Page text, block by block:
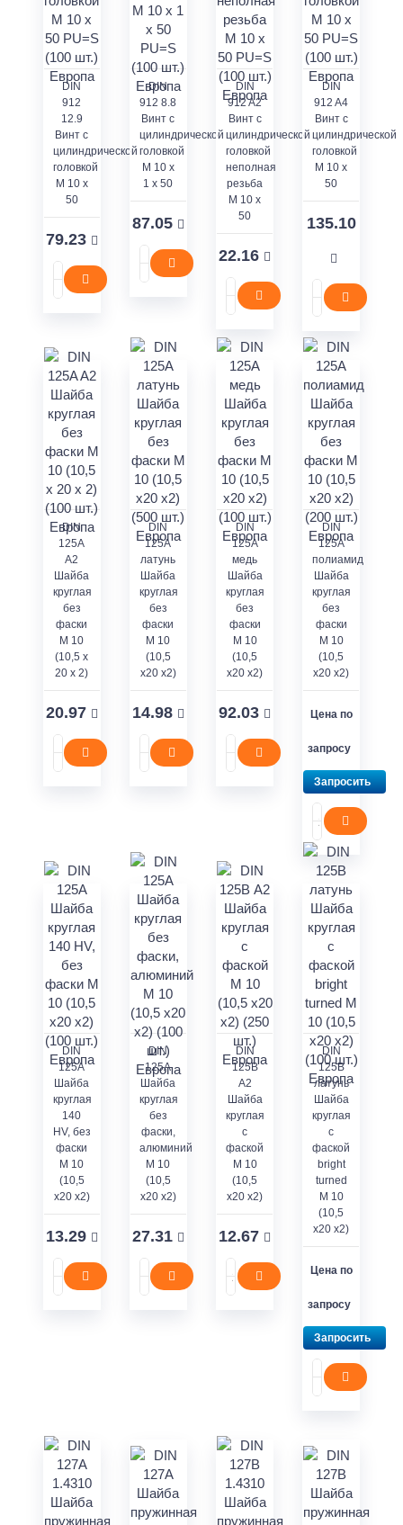
DIN
912
12.9
Винт с
цилиндрической
головкой
M 10 x
50
79.23
DIN
912 8.8
Винт с
цилиндрической
головкой
M 10 x
1 x 50
87.05
DIN
912 A2
Винт с
цилиндрической
головкой
неполная
резьба
M 10 x
50
22.16
DIN
912 A4
Винт с
цилиндрической
головкой
M 10 x
50
135.10
DIN
125A
A2
Шайба
круглая
без
фаски
M 10
(10,5 x
20 x 2)
20.97
DIN
125A
латунь
Шайба
круглая
без
фаски
M 10
(10,5
x20 x2)
14.98
DIN
125A
медь
Шайба
круглая
без
фаски
M 10
(10,5
x20 x2)
92.03
DIN
125A
полиамид
Шайба
круглая
без
фаски
M 10
(10,5
x20 x2)
Цена по
запросу
Запросить
DIN
125A
Шайба
круглая
140
HV, без
фаски
M 10
(10,5
x20 x2)
13.29
DIN
125А
Шайба
круглая
без
фаски,
алюминий
М 10
(10,5
x20 x2)
27.31
DIN
125В
A2
Шайба
круглая
с
фаской
М 10
(10,5
x20 x2)
12.67
DIN
125В
латунь
Шайба
круглая
с
фаской
bright
turned
М 10
(10,5
x20 x2)
Цена по
запросу
Запросить